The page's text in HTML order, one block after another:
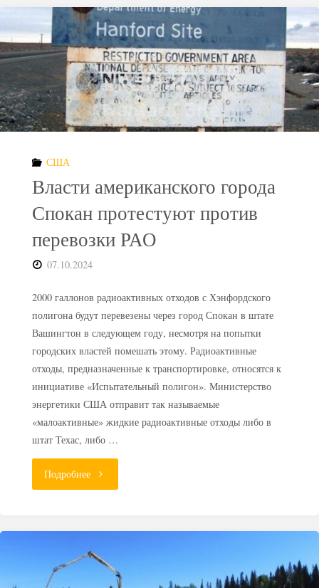
информирует
Минск
по
вопросу
могильника
отходов"
США
Власти американского города
Спокан протестуют против
перевозки РАО
07.10.2024
2000 галлонов радиоактивных отходов с Хэнфордского
полигона будут перевезены через город Спокан в штате
Вашингтон в следующем году, несмотря на попытки
городских властей помешать этому. Радиоактивные
отходы, предназначенные к транспортировке, относятся к
инициативе «Испытательный полигон». Министерство
энергетики США отправит так называемые
«малоактивные» жидкие радиоактивные отходы либо в
штат Техас, либо …
Подробнее"Власти
города
Спокан